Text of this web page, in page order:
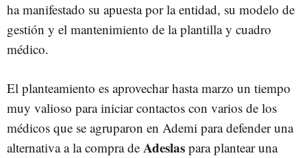
ha manifestado su apuesta por la entidad, su modelo de
gestión y el mantenimiento de la plantilla y cuadro
médico.
El planteamiento es aprovechar hasta marzo un tiempo
muy valioso para iniciar contactos con varios de los
médicos que se agruparon en Ademi para defender una
alternativa a la compra de Adeslas para plantear una